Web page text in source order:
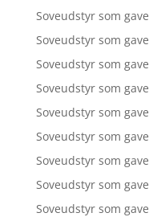
Soveudstyr som gave
Soveudstyr som gave
Soveudstyr som gave
Soveudstyr som gave
Soveudstyr som gave
Soveudstyr som gave
Soveudstyr som gave
Soveudstyr som gave
Soveudstyr som gave